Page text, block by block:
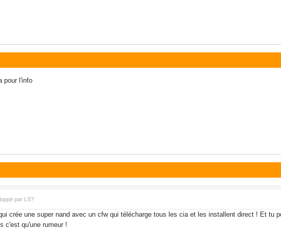
pour l'info
par LS?
crée une super nand avec un cfw qui télécharge tous les cia et les installent direct ! Et tu
c'est qu'une rumeur !